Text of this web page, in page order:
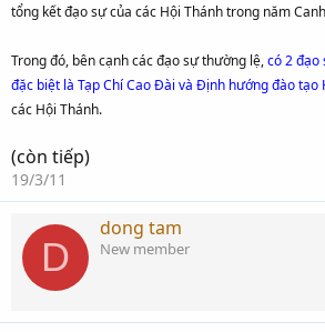
tổng kết đạo sự của các Hội Thánh trong năm
Trong đó, bên cạnh các đạo sự thường lệ,có 2 đạo
đặc biệt là Tạp Chí Cao Đài và Định hướng đào
các Hội Thánh.
(còn tiếp)
19/3/11
D
dong tam
New member